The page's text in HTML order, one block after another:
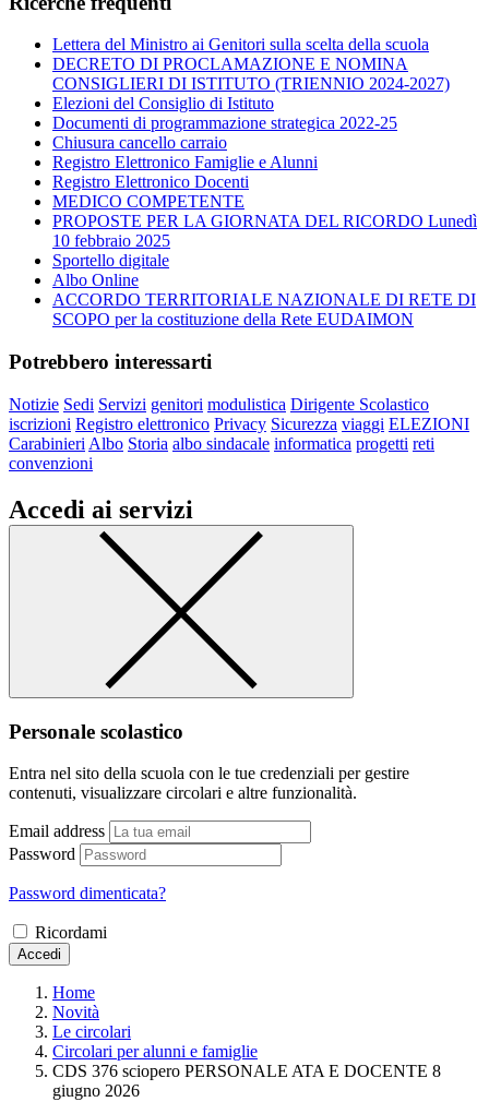
Lettera del Ministro ai Genitori sulla scelta della scuola
DECRETO DI PROCLAMAZIONE E NOMINA
CONSIGLIERI DI ISTITUTO (TRIENNIO 2024-2027)
Elezioni del Consiglio di Istituto
Documenti di programmazione strategica 2022-25
Chiusura cancello carraio
Registro Elettronico Famiglie e Alunni
Registro Elettronico Docenti
MEDICO COMPETENTE
PROPOSTE PER LA GIORNATA DEL RICORDO Lunedì
10 febbraio 2025
Sportello digitale
Albo Online
ACCORDO TERRITORIALE NAZIONALE DI RETE DI
SCOPO per la costituzione della Rete EUDAIMON
Potrebbero interessarti
Notizie Sedi Servizi genitori modulistica Dirigente Scolastico
iscrizioni Registro elettronico Privacy Sicurezza viaggi ELEZIONI
Carabinieri Albo Storia albo sindacale informatica progetti reti
convenzioni
Accedi ai servizi
Personale scolastico
Entra nel sito della scuola con le tue credenziali per gestire
contenuti, visualizzare circolari e altre funzionalità.
Email address
Password
Password dimenticata?
Ricordami
Accedi
Home
Novità
Le circolari
Circolari per alunni e famiglie
CDS 376 sciopero PERSONALE ATA E DOCENTE 8
giugno 2026